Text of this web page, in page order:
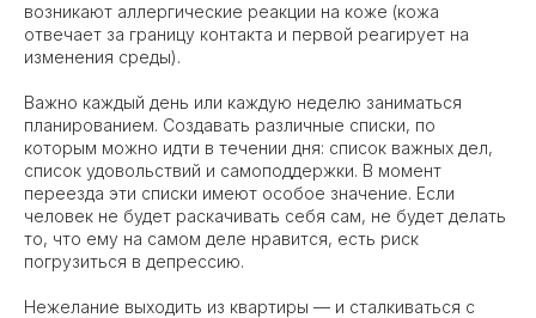
возникают аллергические реакции на коже (кожа
отвечает за границу контакта и первой реагирует на
изменения среды).
Важно каждый день или каждую неделю заниматься
планированием. Создавать различные списки, по
которым можно идти в течении дня: список важных дел,
список удовольствий и самоподдержки. В момент
переезда эти списки имеют особое значение. Если
человек не будет раскачивать себя сам, не будет делать
то, что ему на самом деле нравится, есть риск
погрузиться в депрессию.
Нежелание выходить из квартиры — и сталкиваться с